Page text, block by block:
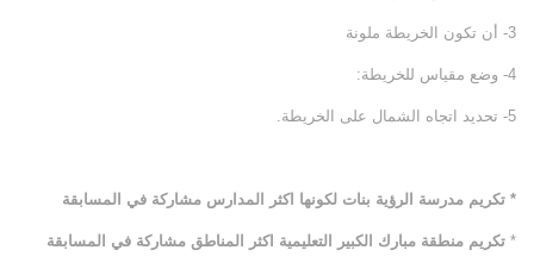
3- أن تكون الخريطة ملونة
4- وضع مقياس للخريطة:
5- تحديد اتجاه الشمال على الخريطة.
* تكريم مدرسة الرؤية بنات لكونها اكثر المدارس مشاركة في المسابقة
* تكريم منطقة مبارك الكبير التعليمية اكثر المناطق مشاركة في المسابقة